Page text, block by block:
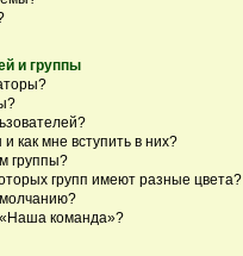
и группы
как мне вступить в них?
группы?
групп имеют разные цвета?
команда»?